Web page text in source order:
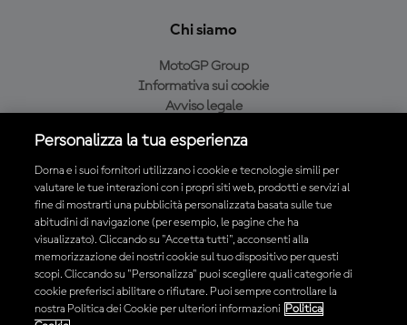
Chi siamo
MotoGP Group
Informativa sui cookie
Avviso legale
Condizioni di acquisto
Scarica l'app ufficiale MotoGP™
© 2026 MotoGP Sports Entertainment Group. Tutti i diritti riservati.
Personalizza la tua esperienza
Dorna e i suoi fornitori utilizzano i cookie e tecnologie simili per
valutare le tue interazioni con i propri siti web, prodotti e servizi al
fine di mostrarti una pubblicità personalizzata basata sulle tue
abitudini di navigazione (per esempio, le pagine che ha
visualizzato). Cliccando su "Accetta tutti", acconsenti alla
memorizzazione dei nostri cookie sul tuo dispositivo per questi
scopi. Cliccando su "Personalizza" puoi scegliere quali categorie di
cookie preferisci abilitare o rifiutare. Puoi sempre controllare la
nostra Politica dei Cookie per ulteriori informazioni
Politica